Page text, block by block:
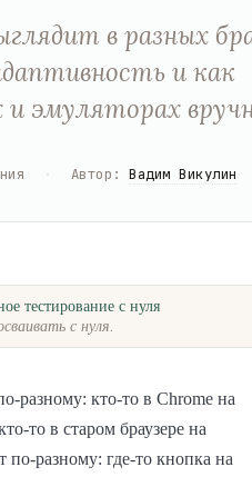
в разных
и как
эмуляторах
Автор :Вадим Викулин
тестирование с нуля
с нуля.
разному: кто-то в Chrome на
то в старом браузере на
разному: где-то кнопка на